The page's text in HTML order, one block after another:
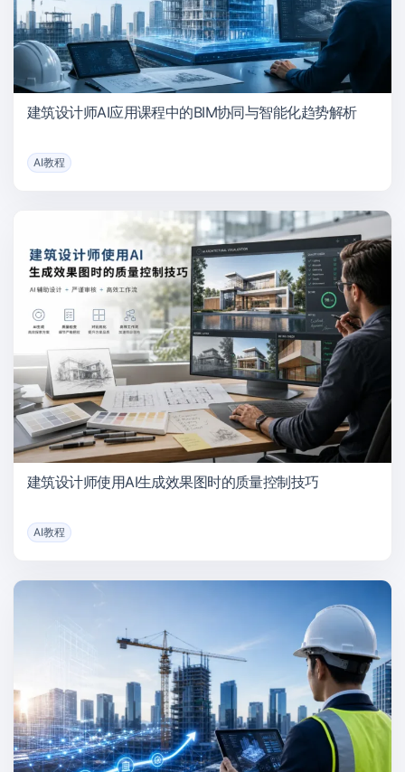
建筑设计师AI应用课程中的BIM协同与智能化趋势解析
AI教程
建筑设计师使用AI生成效果图时的质量控制技巧
AI教程